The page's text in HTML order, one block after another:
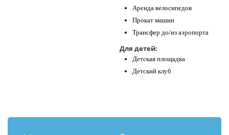
Аренда велосипедов
Прокат машин
Трансфер до/из аэропорта
Для детей:
Детская площадка
Детский клуб